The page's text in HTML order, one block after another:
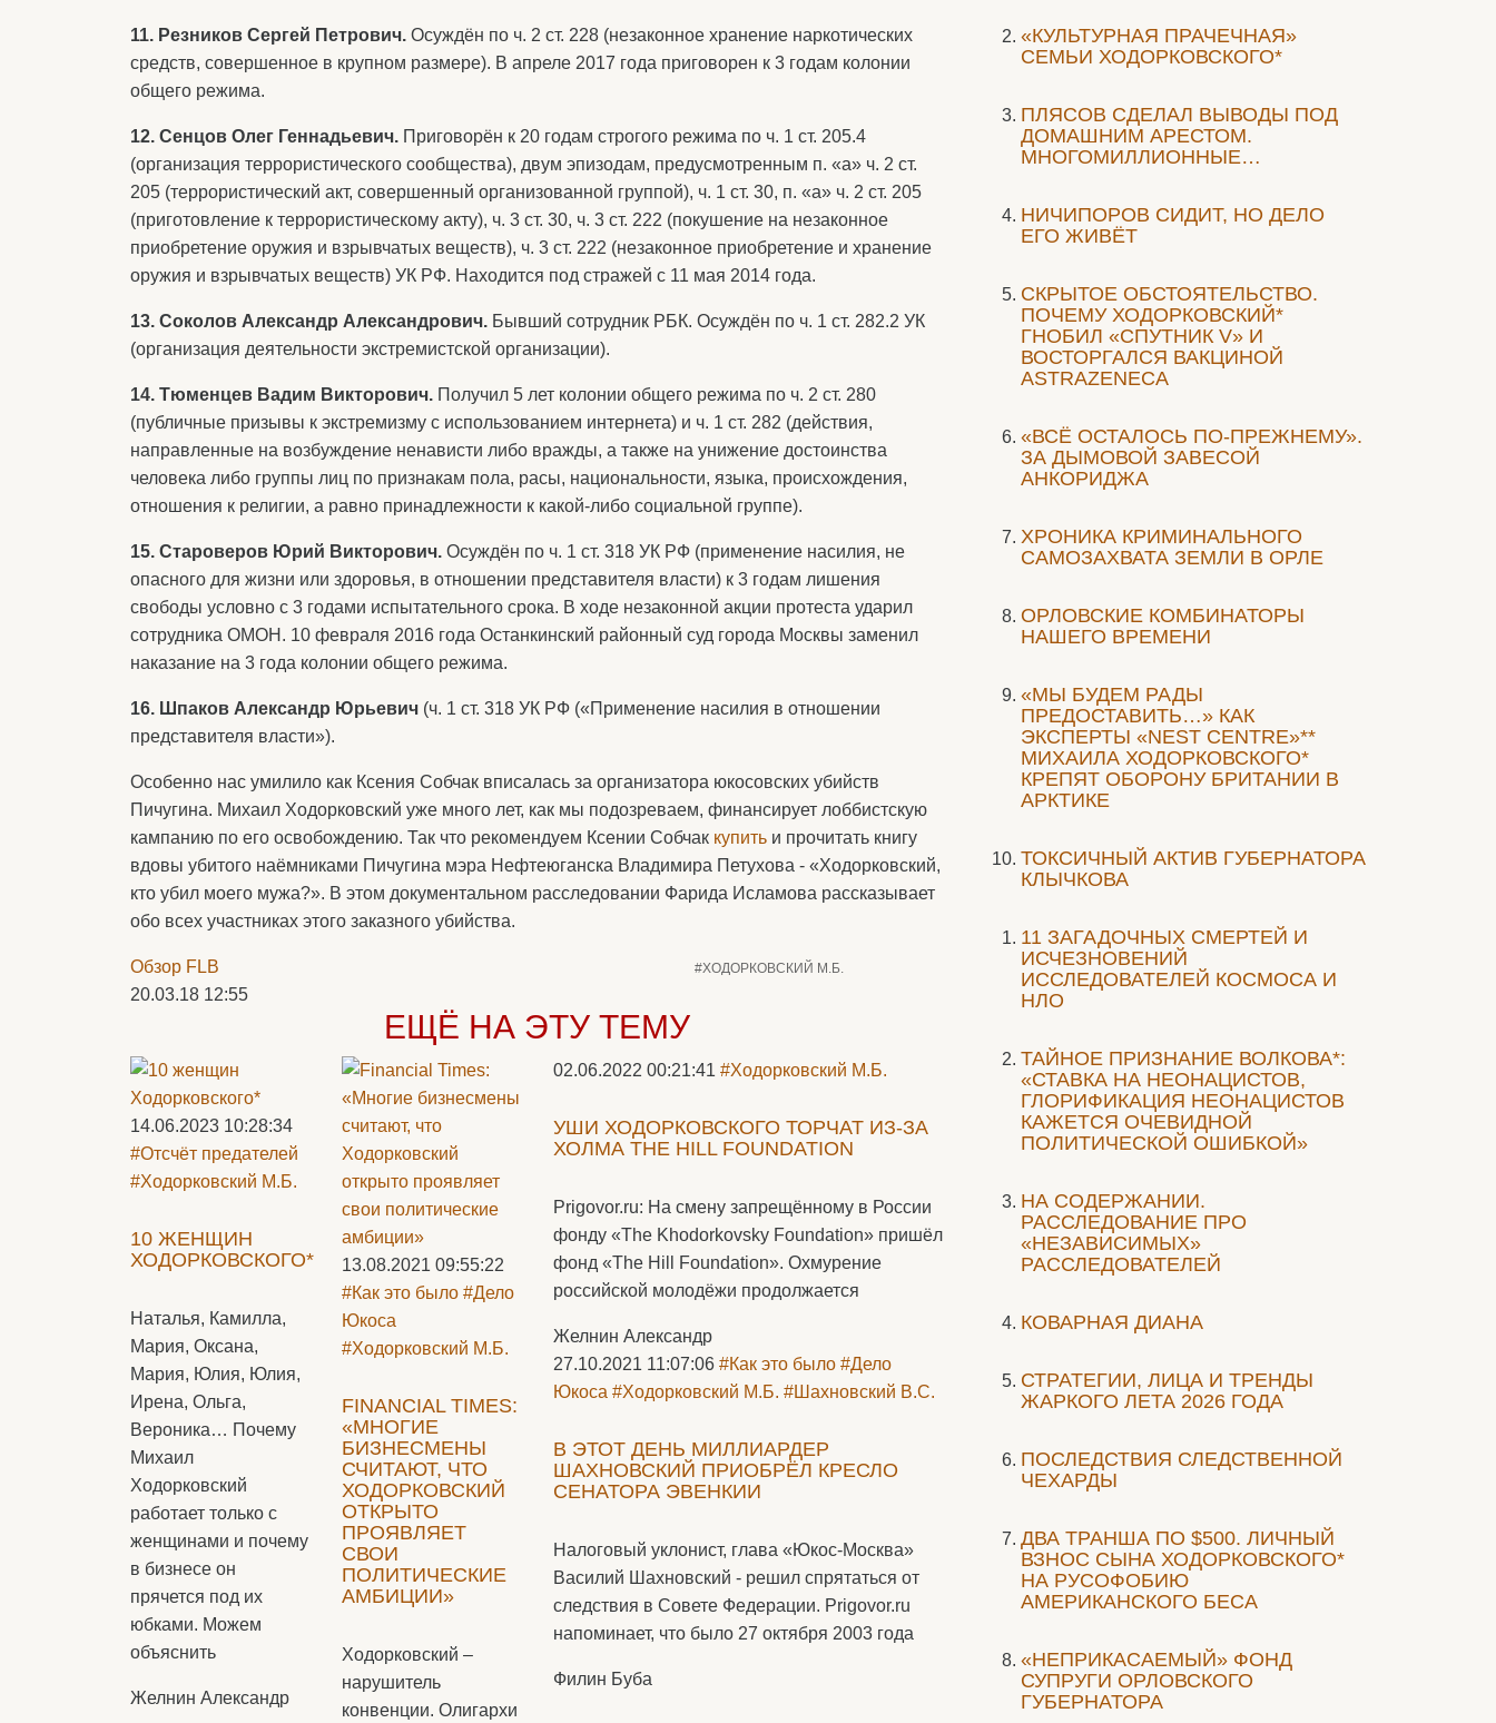
11. Резников Сергей Петрович. Осуждён по ч. 2 ст. 228 (незаконное хранение наркотических
средств, совершенное в крупном размере). В апреле 2017 года приговорен к 3 годам колонии
общего режима.
12. Сенцов Олег Геннадьевич. Приговорён к 20 годам строгого режима по ч. 1 ст. 205.4
(организация террористического сообщества), двум эпизодам, предусмотренным п. «а» ч. 2 ст.
205 (террористический акт, совершенный организованной группой), ч. 1 ст. 30, п. «а» ч. 2 ст. 205
(приготовление к террористическому акту), ч. 3 ст. 30, ч. 3 ст. 222 (покушение на незаконное
приобретение оружия и взрывчатых веществ), ч. 3 ст. 222 (незаконное приобретение и хранение
оружия и взрывчатых веществ) УК РФ. Находится под стражей с 11 мая 2014 года.
13. Соколов Александр Александрович. Бывший сотрудник РБК. Осуждён по ч. 1 ст. 282.2 УК
(организация деятельности экстремистской организации).
14. Тюменцев Вадим Викторович. Получил 5 лет колонии общего режима по ч. 2 ст. 280
(публичные призывы к экстремизму с использованием интернета) и ч. 1 ст. 282 (действия,
направленные на возбуждение ненависти либо вражды, а также на унижение достоинства
человека либо группы лиц по признакам пола, расы, национальности, языка, происхождения,
отношения к религии, а равно принадлежности к какой-либо социальной группе).
15. Староверов Юрий Викторович. Осуждён по ч. 1 ст. 318 УК РФ (применение насилия, не
опасного для жизни или здоровья, в отношении представителя власти) к 3 годам лишения
свободы условно с 3 годами испытательного срока. В ходе незаконной акции протеста ударил
сотрудника ОМОН. 10 февраля 2016 года Останкинский районный суд города Москвы заменил
наказание на 3 года колонии общего режима.
16. Шпаков Александр Юрьевич (ч. 1 ст. 318 УК РФ («Применение насилия в отношении
представителя власти»).
Особенно нас умилило как Ксения Собчак вписалась за организатора юкосовских убийств
Пичугина. Михаил Ходорковский уже много лет, как мы подозреваем, финансирует лоббистскую
кампанию по его освобождению. Так что рекомендуем Ксении Собчак купить и прочитать книгу
вдовы убитого наёмниками Пичугина мэра Нефтеюганска Владимира Петухова - «Ходорковский,
кто убил моего мужа?». В этом документальном расследовании Фарида Исламова рассказывает
обо всех участниках этого заказного убийства.
Обзор FLB
20.03.18 12:55
#ХОДОРКОВСКИЙ М.Б.
ЕЩЁ НА ЭТУ ТЕМУ
14.06.2023 10:28:34
#Отсчёт предателей
#Ходорковский М.Б.
10 ЖЕНЩИН
ХОДОРКОВСКОГО*
Наталья, Камилла,
Мария, Оксана,
Мария, Юлия, Юлия,
Ирена, Ольга,
Вероника… Почему
Михаил
Ходорковский
работает только с
женщинами и почему
в бизнесе он
прячется под их
юбками. Можем
объяснить
Желнин Александр
13.08.2021 09:55:22
#Как это было #Дело
Юкоса
#Ходорковский М.Б.
FINANCIAL TIMES:
«МНОГИЕ
БИЗНЕСМЕНЫ
СЧИТАЮТ, ЧТО
ХОДОРКОВСКИЙ
ОТКРЫТО
ПРОЯВЛЯЕТ
СВОИ
ПОЛИТИЧЕСКИЕ
АМБИЦИИ»
Ходорковский –
нарушитель
конвенции. Олигархи
02.06.2022 00:21:41 #Ходорковский М.Б.
УШИ ХОДОРКОВСКОГО ТОРЧАТ ИЗ-ЗА
ХОЛМА THE HILL FOUNDATION
Prigovor.ru: На смену запрещённому в России
фонду «The Khodorkovsky Foundation» пришёл
фонд «The Hill Foundation». Охмурение
российской молодёжи продолжается
Желнин Александр
27.10.2021 11:07:06 #Как это было #Дело
Юкоса #Ходорковский М.Б. #Шахновский В.С.
В ЭТОТ ДЕНЬ МИЛЛИАРДЕР
ШАХНОВСКИЙ ПРИОБРЁЛ КРЕСЛО
СЕНАТОРА ЭВЕНКИИ
Налоговый уклонист, глава «Юкос-Москва»
Василий Шахновский - решил спрятаться от
следствия в Совете Федерации. Prigovor.ru
напоминает, что было 27 октября 2003 года
Филин Буба
«КУЛЬТУРНАЯ ПРАЧЕЧНАЯ»
СЕМЬИ ХОДОРКОВСКОГО*
ПЛЯСОВ СДЕЛАЛ ВЫВОДЫ ПОД
ДОМАШНИМ АРЕСТОМ.
МНОГОМИЛЛИОННЫЕ…
НИЧИПОРОВ СИДИТ, НО ДЕЛО
ЕГО ЖИВЁТ
СКРЫТОЕ ОБСТОЯТЕЛЬСТВО.
ПОЧЕМУ ХОДОРКОВСКИЙ*
ГНОБИЛ «СПУТНИК V» И
ВОСТОРГАЛСЯ ВАКЦИНОЙ
ASTRAZENECA
«ВСЁ ОСТАЛОСЬ ПО-ПРЕЖНЕМУ».
ЗА ДЫМОВОЙ ЗАВЕСОЙ
АНКОРИДЖА
ХРОНИКА КРИМИНАЛЬНОГО
САМОЗАХВАТА ЗЕМЛИ В ОРЛЕ
ОРЛОВСКИЕ КОМБИНАТОРЫ
НАШЕГО ВРЕМЕНИ
«МЫ БУДЕМ РАДЫ
ПРЕДОСТАВИТЬ…» КАК
ЭКСПЕРТЫ «NEST CENTRE»**
МИХАИЛА ХОДОРКОВСКОГО*
КРЕПЯТ ОБОРОНУ БРИТАНИИ В
АРКТИКЕ
ТОКСИЧНЫЙ АКТИВ ГУБЕРНАТОРА
КЛЫЧКОВА
11 ЗАГАДОЧНЫХ СМЕРТЕЙ И
ИСЧЕЗНОВЕНИЙ
ИССЛЕДОВАТЕЛЕЙ КОСМОСА И
НЛО
ТАЙНОЕ ПРИЗНАНИЕ ВОЛКОВА*:
«СТАВКА НА НЕОНАЦИСТОВ,
ГЛОРИФИКАЦИЯ НЕОНАЦИСТОВ
КАЖЕТСЯ ОЧЕВИДНОЙ
ПОЛИТИЧЕСКОЙ ОШИБКОЙ»
НА СОДЕРЖАНИИ.
РАССЛЕДОВАНИЕ ПРО
«НЕЗАВИСИМЫХ»
РАССЛЕДОВАТЕЛЕЙ
КОВАРНАЯ ДИАНА
СТРАТЕГИИ, ЛИЦА И ТРЕНДЫ
ЖАРКОГО ЛЕТА 2026 ГОДА
ПОСЛЕДСТВИЯ СЛЕДСТВЕННОЙ
ЧЕХАРДЫ
ДВА ТРАНША ПО $500. ЛИЧНЫЙ
ВЗНОС СЫНА ХОДОРКОВСКОГО*
НА РУСОФОБИЮ
АМЕРИКАНСКОГО БЕСА
«НЕПРИКАСАЕМЫЙ» ФОНД
СУПРУГИ ОРЛОВСКОГО
ГУБЕРНАТОРА